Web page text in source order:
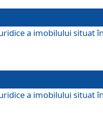
a imobilului situat
a imobilului situat